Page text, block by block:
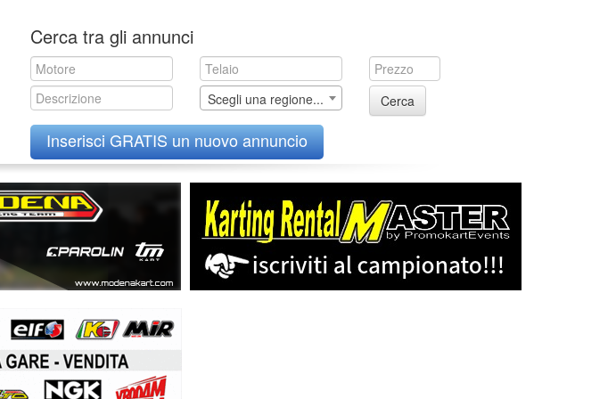
to
content
Cerca tra gli annunci
Scegli una regione... Cerca
Inserisci GRATIS un nuovo annuncio